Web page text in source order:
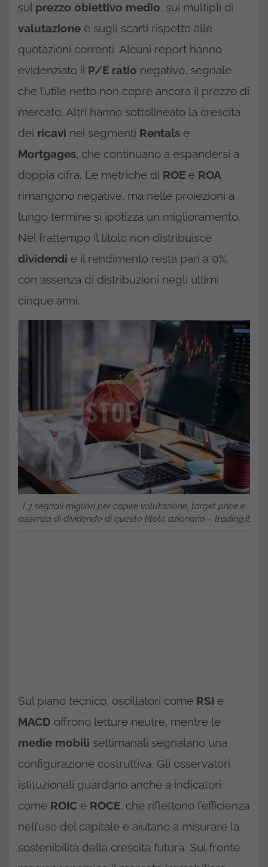
sul prezzo obiettivo medio, sui multipli di
valutazione e sugli scarti rispetto alle
quotazioni correnti. Alcuni report hanno
evidenziato il P/E ratio negativo, segnale
che l’utile netto non copre ancora il prezzo di
mercato. Altri hanno sottolineato la crescita
dei ricavi nei segmenti Rentals e
Mortgages, che continuano a espandersi a
doppia cifra. Le metriche di ROE e ROA
rimangono negative, ma nelle proiezioni a
lungo termine si ipotizza un miglioramento.
Nel frattempo il titolo non distribuisce
dividendi e il rendimento resta pari a 0%,
con assenza di distribuzioni negli ultimi
cinque anni.
I 3 segnali migliori per capire valutazione, target price e
assenza di dividendo di questo titolo azionario – trading.it
Sul piano tecnico, oscillatori come RSI e
MACD offrono letture neutre, mentre le
medie mobili settimanali segnalano una
configurazione costruttiva. Gli osservatori
istituzionali guardano anche a indicatori
come ROIC e ROCE, che riflettono l’efficienza
nell’uso del capitale e aiutano a misurare la
sostenibilità della crescita futura. Sul fronte